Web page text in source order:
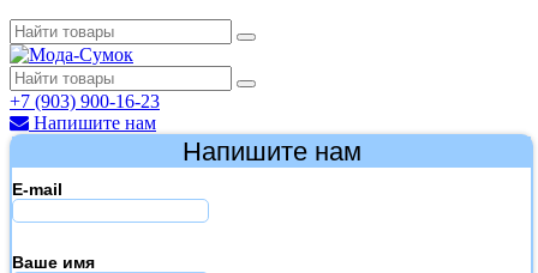
+7 (903) 900-16-23
Напишите нам
Напишите нам
E-mail
Ваше имя